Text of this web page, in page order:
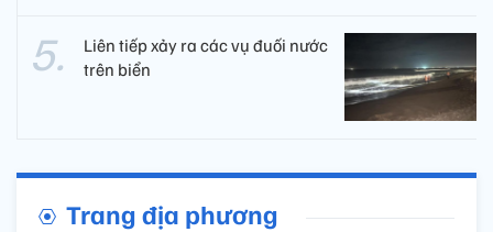
Liên tiếp xảy ra các vụ đuối nước
trên biển
Trang địa phương